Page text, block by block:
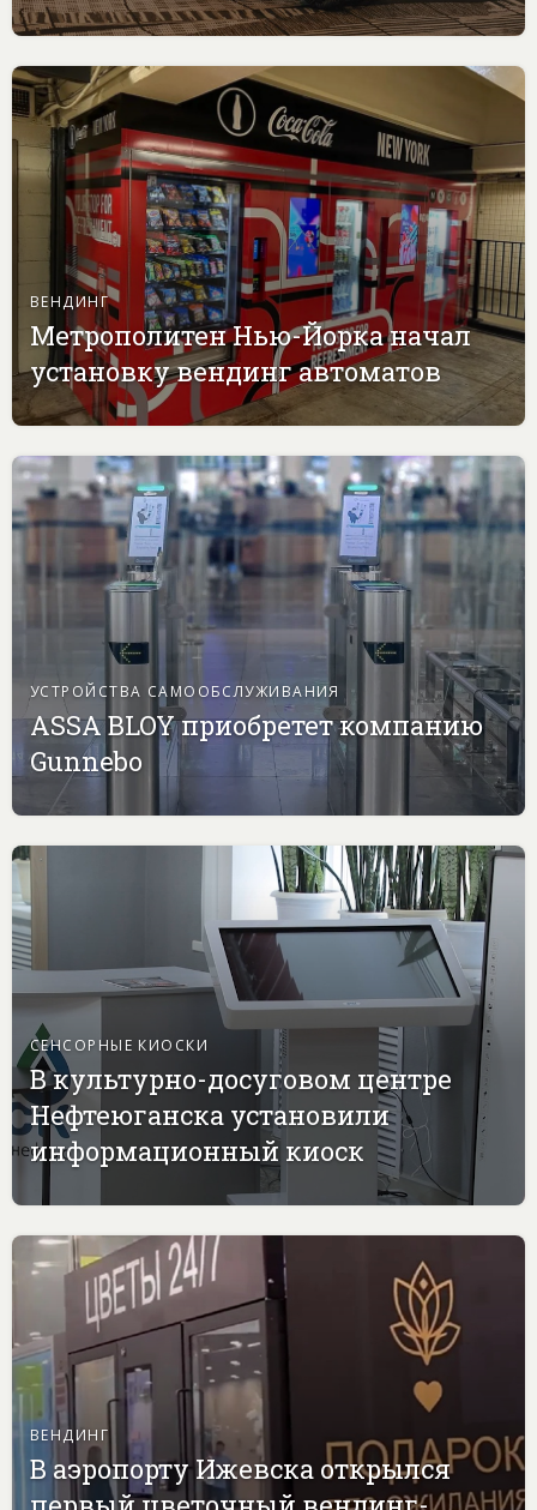
ВЕНДИНГ
Метрополитен Нью-Йорка начал
установку вендинг автоматов
УСТРОЙСТВА САМООБСЛУЖИВАНИЯ
ASSA BLOY приобретет компанию
Gunnebo
СЕНСОРНЫЕ КИОСКИ
В культурно-досуговом центре
Нефтеюганска установили
информационный киоск
ВЕНДИНГ
В аэропорту Ижевска открылся